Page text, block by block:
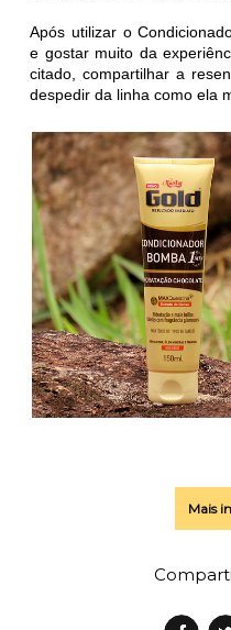
Após utilizar o
e gostar muito da
citado, compartilhar a
despedir da linha como ela
Mais